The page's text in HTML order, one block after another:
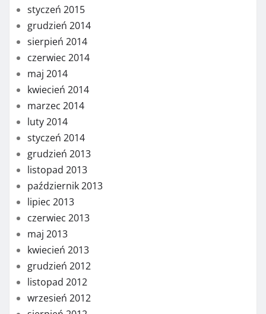
styczeń 2015
grudzień 2014
sierpień 2014
czerwiec 2014
maj 2014
kwiecień 2014
marzec 2014
luty 2014
styczeń 2014
grudzień 2013
listopad 2013
październik 2013
lipiec 2013
czerwiec 2013
maj 2013
kwiecień 2013
grudzień 2012
listopad 2012
wrzesień 2012